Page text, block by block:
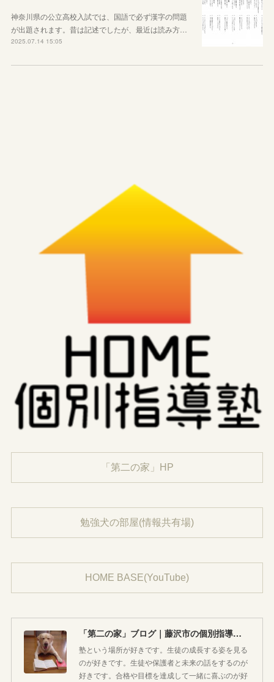
神奈川県の公立高校入試では、国語で必ず漢字の問題
が出題されます。昔は記述でしたが、最近は読み方…
2025.07.14 15:05
「第二の家」HP
勉強犬の部屋(情報共有場)
HOME BASE(YouTube)
「第二の家」ブログ｜藤沢市の個別指導塾のお話
塾という場所が好きです。生徒の成長する姿を見る
のが好きです。生徒や保護者と未来の話をするのが
好きです。合格や目標を達成して一緒に喜ぶのが好